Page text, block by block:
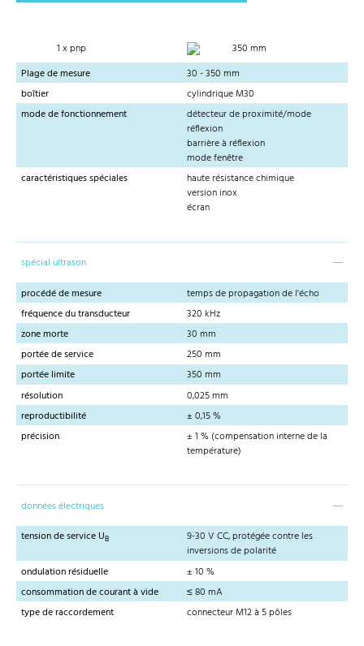
1 x pnp
350 mm
Plage de mesure
30 - 350 mm
boîtier
cylindrique M30
mode de fonctionnement
détecteur de proximité/mode
réflexion
barrière à réflexion
mode fenêtre
caractéristiques spéciales
haute résistance chimique
version inox
écran
spécial ultrason
procédé de mesure
temps de propagation de l'écho
fréquence du transducteur
320 kHz
zone morte
30 mm
portée de service
250 mm
portée limite
350 mm
résolution
0,025 mm
reproductibilité
± 0,15 %
précision
± 1 % (compensation interne de la
température)
données électriques
tension de service UB
9-30 V CC, protégée contre les
inversions de polarité
ondulation résiduelle
± 10 %
consommation de courant à vide
≤ 80 mA
type de raccordement
connecteur M12 à 5 pôles